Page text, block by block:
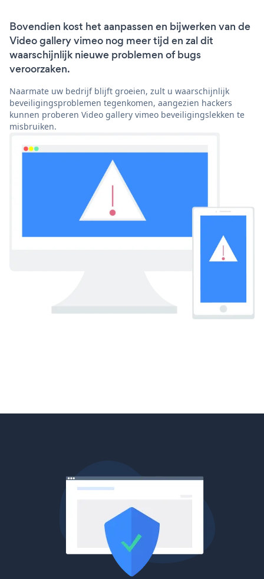
Bovendien kost het aanpassen en bijwerken van de
Video gallery vimeo nog meer tijd en zal dit
waarschijnlijk nieuwe problemen of bugs
veroorzaken.
Naarmate uw bedrijf blijft groeien, zult u waarschijnlijk
beveiligingsproblemen tegenkomen, aangezien hackers
kunnen proberen Video gallery vimeo beveiligingslekken te
misbruiken.